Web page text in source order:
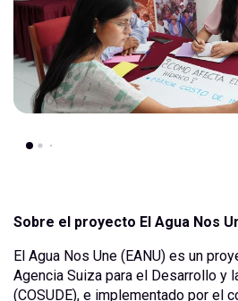
Sobre el proyecto El Agua Nos
El Agua Nos Une (EANU) es un
Agencia Suiza para el Desarrollo y
(COSUDE), e implementado por el